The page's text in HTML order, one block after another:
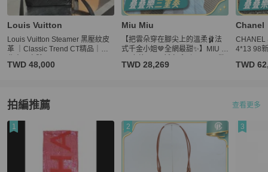
Louis Vuitton
Louis Vuitton Steamer 黑壓紋皮
革 ｜Classic Trend CT精品｜台
TWD 48,000
Miu Miu
【把雲朵穿在腳尖上的溫柔🩰法
式千金小姐🤎全網最甜✨】MIU M
舊圓頭徽標平底 芭蕾鞋 平跟 瑪麗
TWD 28,269
Chanel
CHANEL
4*13 98
TWD
拍編推薦 查看更多
1 2 3